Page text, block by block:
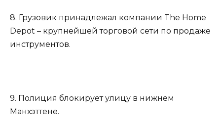
8. Грузовик принадлежал компании The Home
Depot – крупнейшей торговой сети по продаже
инструментов.
9. Полиция блокирует улицу в нижнем
Манхэттене.